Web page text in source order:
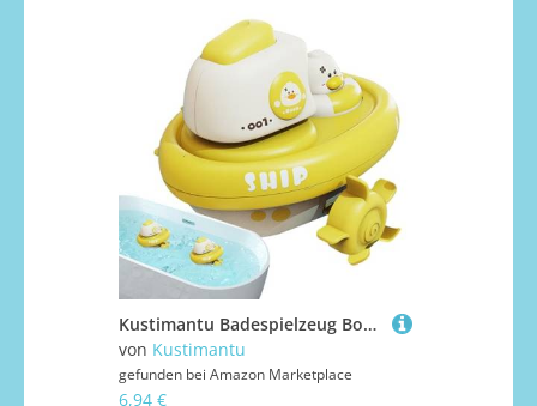
Kustimantu Badespielzeug Boote – Wasserspiel-Spielzeug für Badewanne | lustiges Badespiel mit interaktiver Kurbel für Spaß im Innenbereich für Mädchen und zu Hause Dusche
von Kustimantu
gefunden bei Amazon Marketplace
6,94 €